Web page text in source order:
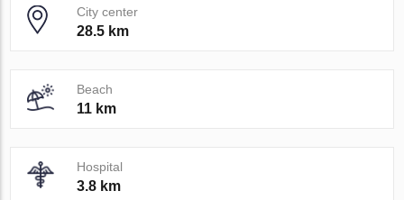
City center
28.5 km
Beach
11 km
Hospital
3.8 km